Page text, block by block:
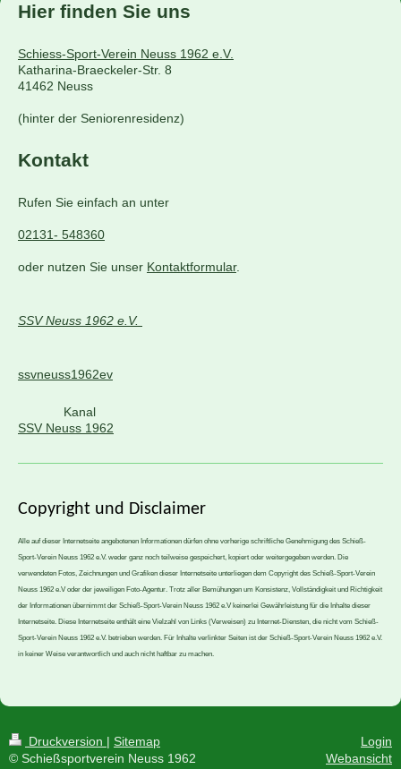
Hier finden Sie uns
Schiess-Sport-Verein Neuss 1962 e.V.
Katharina-Braeckeler-Str. 8
41462 Neuss
(hinter der Seniorenresidenz)
Kontakt
Rufen Sie einfach an unter
02131- 548360
oder nutzen Sie unser Kontaktformular.
SSV Neuss 1962 e.V.
ssvneuss1962ev
Kanal
SSV Neuss 1962
Copyright und Disclaimer
Alle auf dieser Internetseite angebotenen Informationen dürfen ohne vorherige schriftliche Genehmigung des Schieß-
Sport-Verein Neuss 1962 e.V. weder ganz noch teilweise gespeichert, kopiert oder weitergegeben werden. Die
verwendeten Fotos, Zeichnungen und Grafiken dieser Internetseite unterliegen dem Copyright des Schieß-Sport-Verein
Neuss 1962 e.V oder der jeweiligen Foto-Agentur. Trotz aller Bemühungen um Konsistenz, Vollständigkeit und Richtigkeit
der Informationen übernimmt der Schieß-Sport-Verein Neuss 1962 e.V keinerlei Gewährleistung für die Inhalte dieser
Internetseite. Diese Internetseite enthält eine Vielzahl von Links (Verweisen) zu Internet-Diensten, die nicht vom Schieß-
Sport-Verein Neuss 1962 e.V. betrieben werden. Für Inhalte verlinkter Seiten ist der Schieß-Sport-Verein Neuss 1962 e.V.
in keiner Weise verantwortlich und auch nicht haftbar zu machen.
Druckversion | Sitemap
© Schießsportverein Neuss 1962
Login
Webansicht